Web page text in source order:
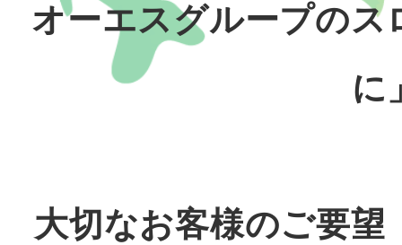
オーエスグループの
に
大切なお客様のご要